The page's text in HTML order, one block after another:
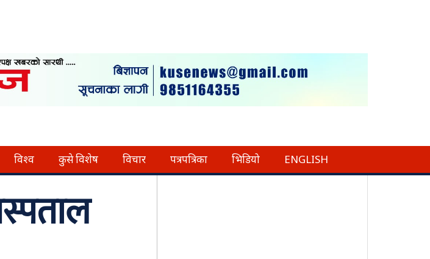
विश्व कुसे विशेष विचार पत्रपत्रिका भिडियो ENGLISH